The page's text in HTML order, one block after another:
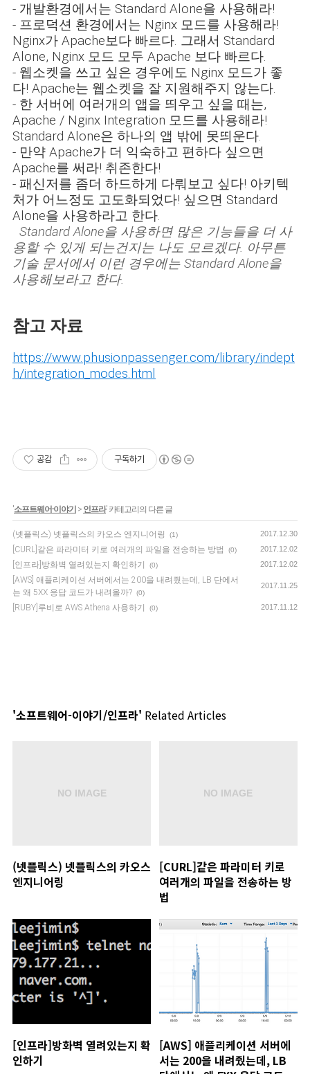
- 개발환경에서는 Standard Alone을 사용해라!
- 프로덕션 환경에서는 Nginx 모드를 사용해라!
Nginx가 Apache보다 빠르다. 그래서 Standard
Alone, Nginx 모드 모두 Apache 보다 빠르다.
- 웹소켓을 쓰고 싶은 경우에도 Nginx 모드가 좋
다! Apache는 웹소켓을 잘 지원해주지 않는다.
- 한 서버에 여러개의 앱을 띄우고 싶을 때는,
Apache / Nginx Integration 모드를 사용해라!
Standard Alone은 하나의 앱 밖에 못띄운다.
- 만약 Apache가 더 익숙하고 편하다 싶으면
Apache를 써라! 취존한다!
- 패신저를 좀더 하드하게 다뤄보고 싶다! 아키텍
처가 어느정도 고도화되었다! 싶으면 Standard
Alone을 사용하라고 한다.
Standard Alone을 사용하면 많은 기능들을 더 사
용할 수 있게 되는건지는 나도 모르겠다. 아무튼
기술 문서에서 이런 경우에는 Standard Alone을
사용해보라고 한다.
참고 자료
https://www.phusionpassenger.com/library/indept
h/integration_modes.html
공감 구독하기
'소프트웨어-이야기 > 인프라' 카테고리의 다른 글
(넷플릭스) 넷플릭스의 카오스 엔지니어링 (1) 2017.12.30
[CURL]같은 파라미터 키로 여러개의 파일을 전송하는 방법 (0) 2017.12.02
[인프라]방화벽 열려있는지 확인하기 (0) 2017.12.02
[AWS] 애플리케이션 서버에서는 200을 내려줬는데, LB 단에서
는 왜 5XX 응답 코드가 내려올까? (0)
2017.11.25
[RUBY]루비로 AWS Athena 사용하기 (0) 2017.11.12
'소프트웨어-이야기/인프라' Related Articles
(넷플릭스) 넷플릭스의 카오스
엔지니어링
[CURL]같은 파라미터 키로
여러개의 파일을 전송하는 방
법
[인프라]방화벽 열려있는지 확
인하기
[AWS] 애플리케이션 서버에
서는 200을 내려줬는데, LB